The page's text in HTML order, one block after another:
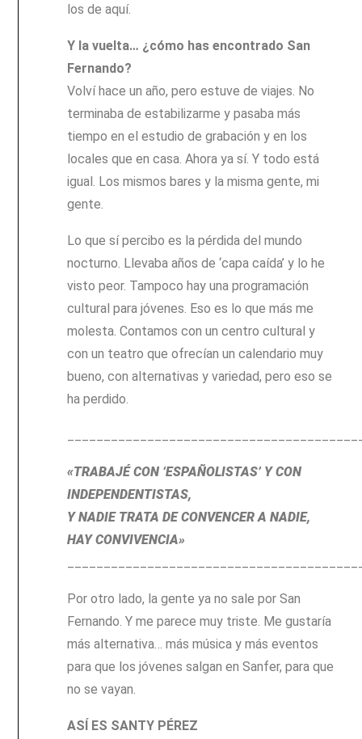
los de aquí.
Y la vuelta… ¿cómo has encontrado San
Fernando?
Volví hace un año, pero estuve de viajes. No
terminaba de estabilizarme y pasaba más
tiempo en el estudio de grabación y en los
locales que en casa. Ahora ya sí. Y todo está
igual. Los mismos bares y la misma gente, mi
gente.
Lo que sí percibo es la pérdida del mundo
nocturno. Llevaba años de ‘capa caída’ y lo he
visto peor. Tampoco hay una programación
cultural para jóvenes. Eso es lo que más me
molesta. Contamos con un centro cultural y
con un teatro que ofrecían un calendario muy
bueno, con alternativas y variedad, pero eso se
ha perdido.
«TRABAJÉ CON ‘ESPAÑOLISTAS’ Y CON
INDEPENDENTISTAS,
Y NADIE TRATA DE CONVENCER A NADIE,
HAY CONVIVENCIA»
Por otro lado, la gente ya no sale por San
Fernando. Y me parece muy triste. Me gustaría
más alternativa… más música y más eventos
para que los jóvenes salgan en Sanfer, para que
no se vayan.
ASÍ ES SANTY PÉREZ